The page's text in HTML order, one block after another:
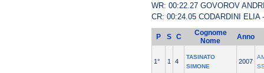
WR: 00:22.27 GOVOROV
CR: 00:24.05 CODARDINI ELIA
P S C
Cognome
Nome
Anno
1° 1 4
TASINATO
SIMONE
2007